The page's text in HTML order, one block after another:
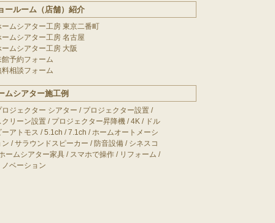
ールーム（店舗）紹介
ームシアター工房 東京二番町
ームシアター工房 名古屋
ームシアター工房 大阪
館予約フォーム
料相談フォーム
ムシアター施工例
ロジェクター シアター / プロジェクター設置/
クリーン設置/ プロジェクター昇降機/4K/ ドル
ーアトモス /5.1ch /7.1ch /ホームオートメーシ
ン /サラウンドスピーカー /防音設備/ シネスコ
ームシアター家具/ スマホで操作/ リフォーム /
ノベーション